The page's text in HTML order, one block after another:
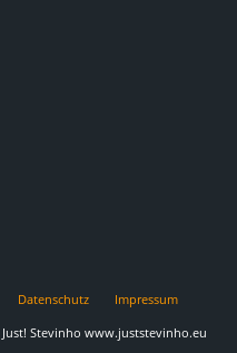
Datenschutz
Impressum
Stevinho www.juststevinho.eu